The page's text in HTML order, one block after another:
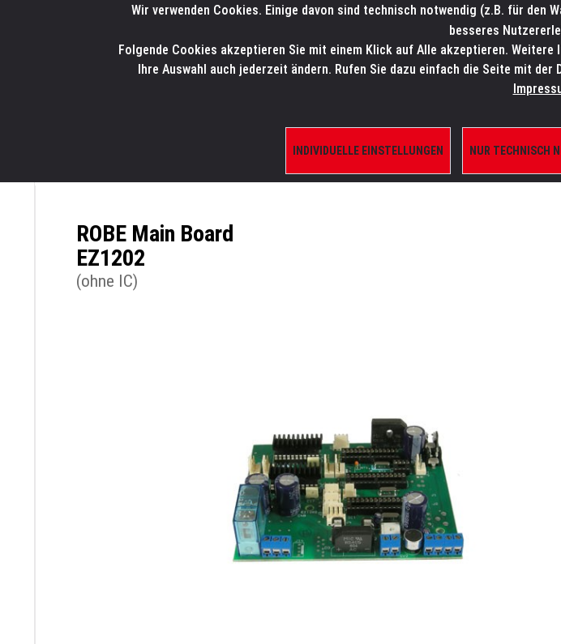
SALES-HOTLINE: +49 5451 5900-800
HOME PRODUKTE/SHOP MARKEN
ERSATZTEILE
ROBE Main Board
EZ1202
(ohne IC)
Wir verwenden Cookies. Einige davon sind technisch notwendig (z.B. für den
besseres
Folgende Cookies akzeptieren Sie mit einem Klick auf Alle akzeptieren.
Ihre Auswahl auch jederzeit ändern. Rufen Sie dazu einfach die Seite mit
INDIVIDUELLE EINSTELLUNGEN NUR TECHNISCH